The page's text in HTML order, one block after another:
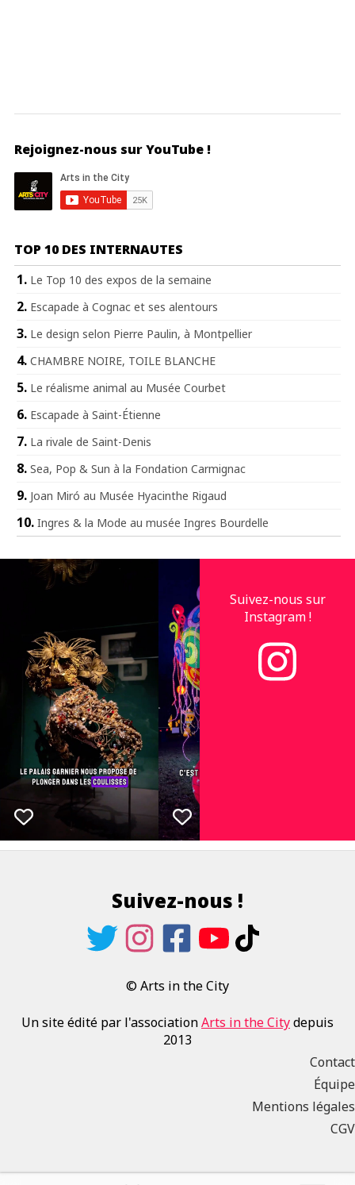
Rejoignez-nous sur YouTube !
TOP 10 DES INTERNAUTES
Le Top 10 des expos de la semaine
Escapade à Cognac et ses alentours
Le design selon Pierre Paulin, à Montpellier
CHAMBRE NOIRE, TOILE BLANCHE
Le réalisme animal au Musée Courbet
Escapade à Saint-Étienne
La rivale de Saint-Denis
Sea, Pop & Sun à la Fondation Carmignac
Joan Miró au Musée Hyacinthe Rigaud
Ingres & la Mode au musée Ingres Bourdelle
Suivez-nous sur
Instagram !
Suivez-nous !
© Arts in the City
Un site édité par l'associationArts in the Citydepuis
2013
Contact
Équipe
Mentions légales
CGV